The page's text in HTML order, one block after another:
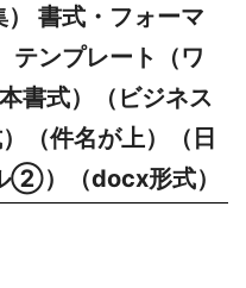
書式・フォーマ
テンプレート（ワ
書式）（ビジネス
（件名が上）（日
②）（docx形式）